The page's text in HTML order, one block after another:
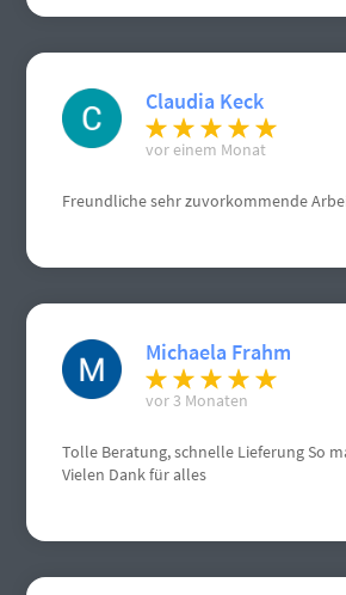
Claudia Keck
vor einem Monat
Freundliche sehr zuvorkommende
Michaela Frahm
vor 3 Monaten
Tolle Beratung, schnelle Lieferung So
Vielen Dank für alles